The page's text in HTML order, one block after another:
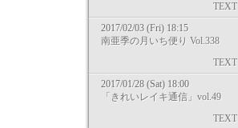
TEXT
2017/02/03 (Fri) 18:15
南亜季の月いち便り Vol.338
TEXT
2017/01/28 (Sat) 18:00
「きれいレイキ通信」vol.49
TEXT